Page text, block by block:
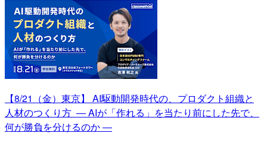
【8/21（金）東京】 AI駆動開発時代の、プロダクト組織と
人材のつくり方 ― AIが「作れる」を当たり前にした先で、
何が勝負を分けるのか ―